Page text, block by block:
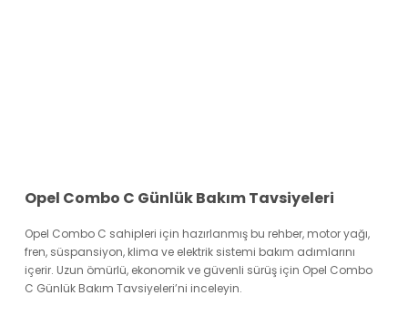
Opel Combo C Günlük Bakım Tavsiyeleri
Opel Combo C sahipleri için hazırlanmış bu rehber, motor yağı,
fren, süspansiyon, klima ve elektrik sistemi bakım adımlarını
içerir. Uzun ömürlü, ekonomik ve güvenli sürüş için Opel Combo
C Günlük Bakım Tavsiyeleri’ni inceleyin.